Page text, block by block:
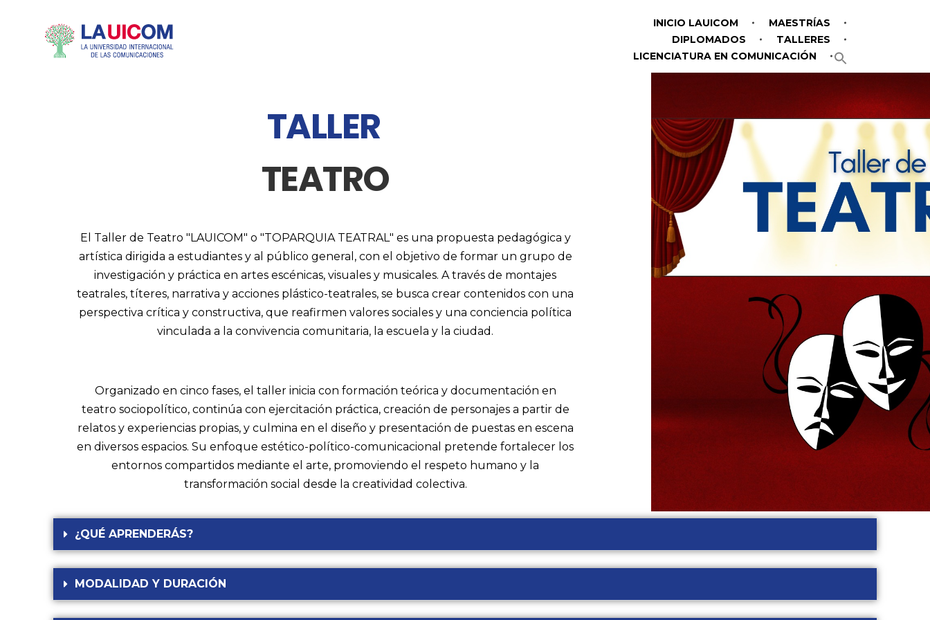
INICIO LAUICOM
MAESTRÍAS
DIPLOMADOS
TALLERES
LICENCIATURA EN COMUNICACIÓN
TALLER
TEATRO
El Taller de Teatro "LAUICOM" o "TOPARQUIA TEATRAL" es una propuesta pedagógica y
artística dirigida a estudiantes y al público general, con el objetivo de formar un grupo de
investigación y práctica en artes escénicas, visuales y musicales. A través de montajes
teatrales, títeres, narrativa y acciones plástico-teatrales, se busca crear contenidos con una
perspectiva crítica y constructiva, que reafirmen valores sociales y una conciencia política
vinculada a la convivencia comunitaria, la escuela y la ciudad.
Organizado en cinco fases, el taller inicia con formación teórica y documentación en
teatro sociopolítico, continúa con ejercitación práctica, creación de personajes a partir de
relatos y experiencias propias, y culmina en el diseño y presentación de puestas en escena
en diversos espacios. Su enfoque estético-político-comunicacional pretende fortalecer los
entornos compartidos mediante el arte, promoviendo el respeto humano y la
transformación social desde la creatividad colectiva.
¿QUÉ APRENDERÁS?
MODALIDAD Y DURACIÓN